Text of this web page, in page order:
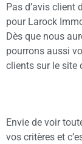
Pas d’avis client
pour Larock
Dès que nous
pourrons aussi
clients sur le site
Envie de voir
vos critères et